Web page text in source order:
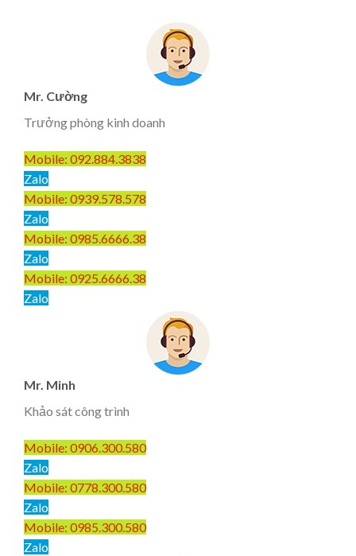
Mr. Cường
Trưởng phòng kinh doanh
Mobile: 092.884.3838
Zalo
Mobile: 0939.578.578
Zalo
Mobile: 0985.6666.38
Zalo
Mobile: 0925.6666.38
Zalo
Mr. Minh
Khảo sát công trình
Mobile: 0906.300.580
Zalo
Mobile: 0778.300.580
Zalo
Mobile: 0985.300.580
Zalo